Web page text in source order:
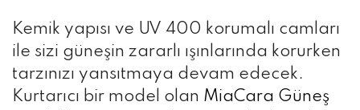
Kemik yapısı ve UV 400 korumalı camları
ile sizi güneşin zararlı ışınlarında korurken
tarzınızı yansıtmaya devam edecek.
Kurtarıcı bir model olan MiaCara Güneş